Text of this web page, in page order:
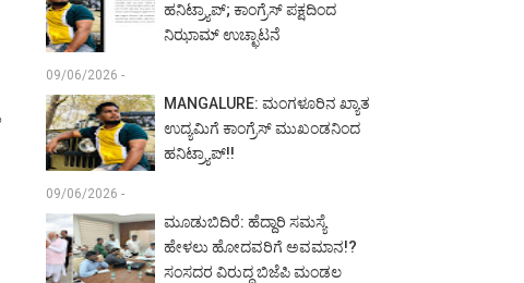
ಹನಿಟ್ರ್ಯಾಪ್; ಕಾಂಗ್ರೆಸ್ ಪಕ್ಷದಿಂದ
ನಿಝಾಮ್ ಉಚ್ಛಾಟನೆ
09/06/2026 -
MANGALURE: ಮಂಗಳೂರಿನ ಖ್ಯಾತ
ಉದ್ಯಮಿಗೆ ಕಾಂಗ್ರೆಸ್ ಮುಖಂಡನಿಂದ
ಹನಿಟ್ರ್ಯಾಪ್!!
09/06/2026 -
ಮೂಡುಬಿದಿರೆ: ಹೆದ್ದಾರಿ ಸಮಸ್ಯೆ
ಹೇಳಲು ಹೋದವರಿಗೆ ಅವಮಾನ!?
ಸಂಸದರ ವಿರುದ್ಧ ಬಿಜೆಪಿ ಮಂಡಲ